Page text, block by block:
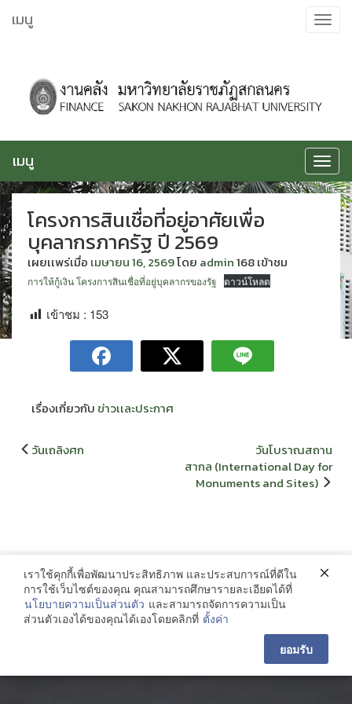
ไป
Toggle
เมนู
Toggle
เมนู
โครงการสินเชื่อที่อยู่อาศัยเพื่อ
บุคลากรภาครัฐ ปี 2569
เผยเเพร่เมื่อ เมษายน 16, 2569โดย admin168 เข้าชม
การให้กู้เงิน โครงการสินเชื่อที่อยู่บุคลากรของรัฐ ดาวน์โหลด
เข้าชม : 153
เรื่องเกี่ยวกับ ข่าวเเละประกาศ
แนะแนว
วันเถลิงศก
วันโบราณสถาน
สากล (International Day for
Monuments and Sites)
ติดต่อ
งานคลังมหาวิทยาลัยราชภัฏสกลนคร เลขที่ 680 ถนนนิตโย ต. ธาตุเชิงชุม
อำเภอเมือง จังหวัดสกลนคร 47000 โทรศัพท์ 042-970119
Copyright@ 2015 Sakon Nakhon Rajabhat University
เราใช้คุกกี้เพื่อพัฒนาประสิทธิภาพ และประสบการณ์ที่ดีใน
การใช้เว็บไซต์ของคุณ คุณสามารถศึกษารายละเอียดได้ที่
นโยบายความเป็นส่วนตัว และสามารถจัดการความเป็น
ส่วนตัวเองได้ของคุณได้เองโดยคลิกที่ ตั้งค่า
ยอมรับ